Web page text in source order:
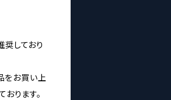
しており
をお買い上
ります。